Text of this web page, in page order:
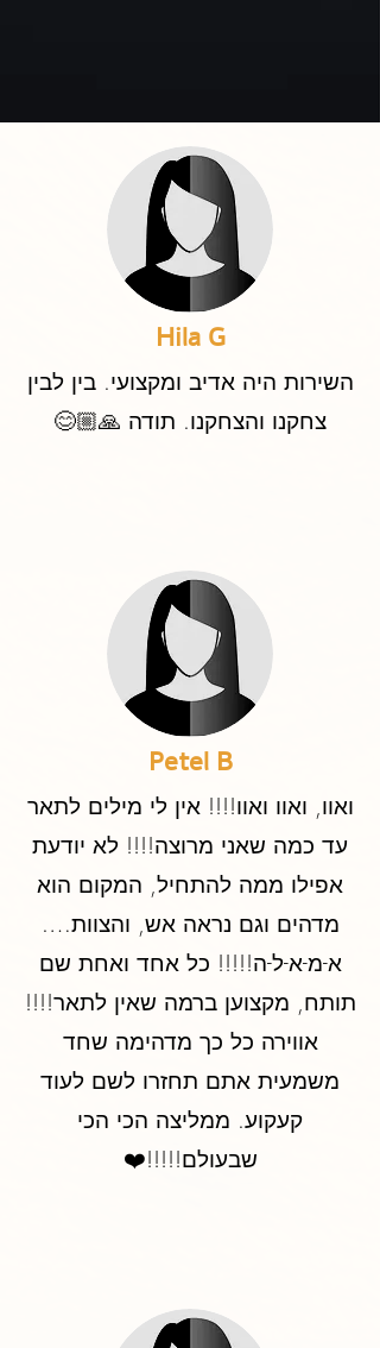
Hila G
השירות היה אדיב ומקצועי. בין לבין
צחקנו והצחקנו. תודה 🙏🏼😊‏
Petel B
ואוו, ואוו ואוו!!!! אין לי מילים לתאר
עד כמה שאני מרוצה!!!! לא יודעת
אפילו ממה להתחיל, המקום הוא
מדהים וגם נראה אש, והצוות….
א-מ-א-ל-ה!!!!! כל אחד ואחת שם
תותח, מקצוען ברמה שאין לתאר!!!!
אווירה כל כך מדהימה שחד
משמעית אתם תחזרו לשם לעוד
קעקוע. ממליצה הכי הכי
שבעולם!!!!!❤️‏